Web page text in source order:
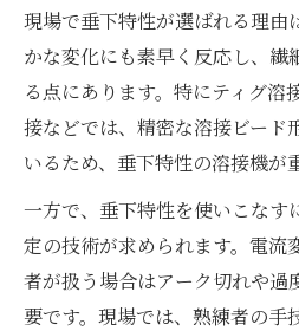
現場で垂下特性が選ばれる理由
かな変化にも素早く反応し、繊
る点にあります。特にティグ溶
接などでは、精密な溶接ビード
いるため、垂下特性の溶接機が
一方で、垂下特性を使いこなす
定の技術が求められます。電流
者が扱う場合はアーク切れや過
要です。現場では、熟練者の手